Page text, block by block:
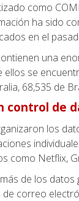
como
ha sido
en el
una
ellos se
68,535 de
control de
los
como Netflix,
de los
correo